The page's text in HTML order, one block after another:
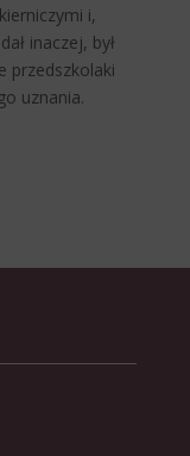
i,
inaczej, był
przedszkolaki
uznania.